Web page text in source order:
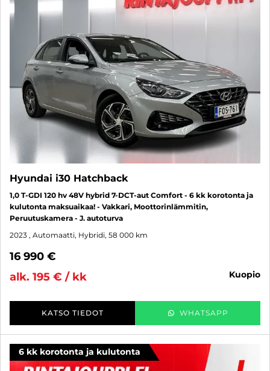
Hyundai i30 Hatchback
1,0 T-GDI 120 hv 48V hybrid 7-DCT-aut Comfort - 6 kk korotonta ja
kulutonta maksuaikaa! - Vakkari, Moottorinlämmitin,
Peruutuskamera - J. autoturva
2023 , Automaatti, Hybridi, 58 000 km
16 990 €
alk. 195 € / kk
kuopio
KATSO TIEDOT WHATSAPP
6 kk korotonta ja kulutonta